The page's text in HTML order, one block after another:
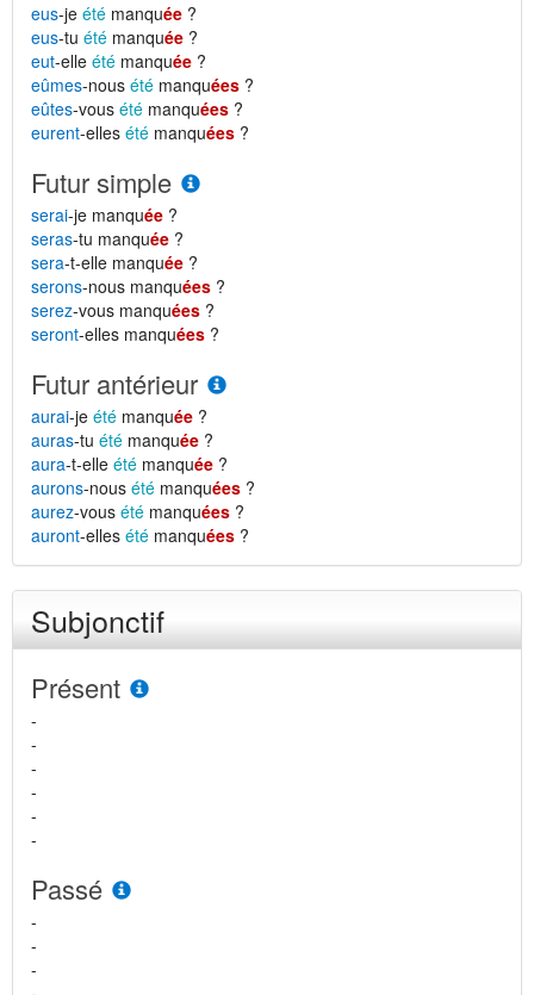
eus-je été manquée ?
eus-tu été manquée ?
eut-elle été manquée ?
eûmes-nous été manquées ?
eûtes-vous été manquées ?
eurent-elles été manquées ?
Futur simple
serai-je manquée ?
seras-tu manquée ?
sera-t-elle manquée ?
serons-nous manquées ?
serez-vous manquées ?
seront-elles manquées ?
Futur antérieur
aurai-je été manquée ?
auras-tu été manquée ?
aura-t-elle été manquée ?
aurons-nous été manquées ?
aurez-vous été manquées ?
auront-elles été manquées ?
Subjonctif
Présent
-
-
-
-
-
-
Passé
-
-
-